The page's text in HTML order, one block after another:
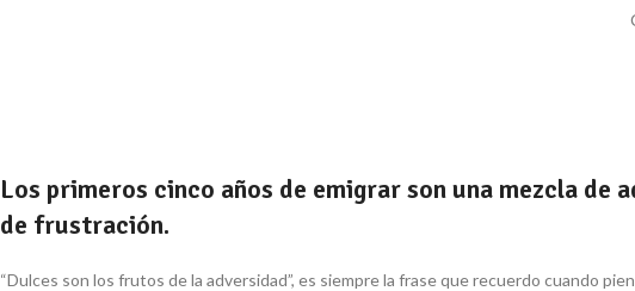
Los primeros cinco años de emigrar son una mezcla de
de frustración.
“Dulces son los frutos de la adversidad”, es siempre la frase que recuerdo cuando